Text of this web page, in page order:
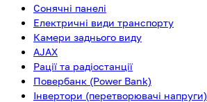
Сонячні панелі
Електричні види транспорту
Камери заднього виду
AJAX
Рації та радіостанції
Повербанк (Power Bank)
Інвертори (перетворювачі напруги)